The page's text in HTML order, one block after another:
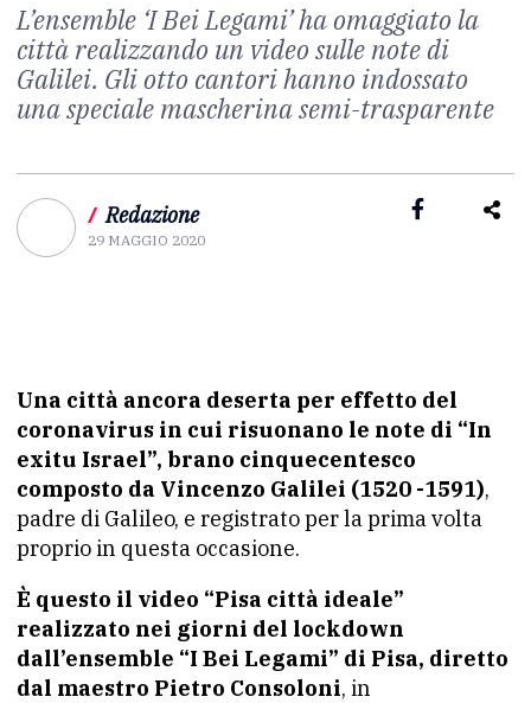
L’ensemble ‘I Bei Legami’ ha omaggiato la
città realizzando un video sulle note di
Galilei. Gli otto cantori hanno indossato
una speciale mascherina semi-trasparente
/ Redazione
29 MAGGIO 2020
Una città ancora deserta per effetto del
coronavirus in cui risuonano le note di “In
exitu Israel”, brano cinquecentesco
composto da Vincenzo Galilei (1520 -1591),
padre di Galileo, e registrato per la prima volta
proprio in questa occasione.
È questo il video “Pisa città ideale”
realizzato nei giorni del lockdown
dall’ensemble “I Bei Legami” di Pisa, diretto
dal maestro Pietro Consoloni, in